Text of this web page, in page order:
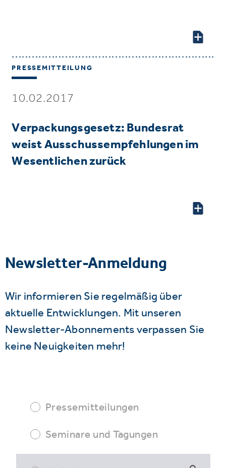
PRESSEMITTEILUNG
10.02.2017
Verpackungsgesetz: Bundesrat
weist Ausschussempfehlungen im
Wesentlichen zurück
Newsletter-Anmeldung
Wir informieren Sie regelmäßig über
aktuelle Entwicklungen. Mit unseren
Newsletter-Abonnements verpassen Sie
keine Neuigkeiten mehr!
Pressemitteilungen
Seminare und Tagungen